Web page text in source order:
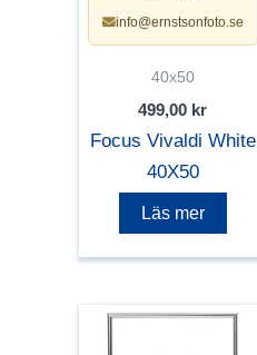
info@ernstsonfoto.se
40x50
499,00 kr
Focus Vivaldi White
40X50
Läs mer